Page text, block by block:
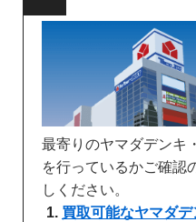
最寄りのヤマダデンキ
を行っているかご確認
しください。
買取可能なヤマダデ